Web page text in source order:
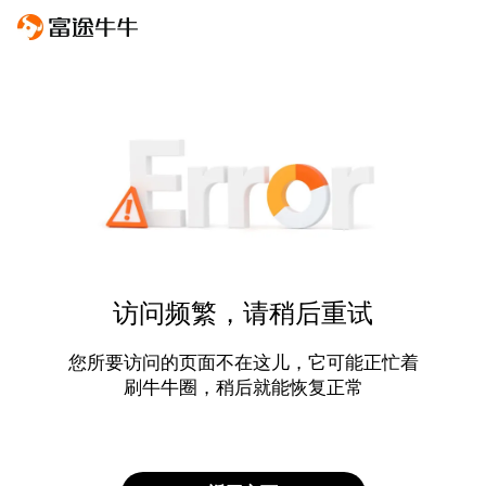
访问频繁，请稍后重试
您所要访问的页面不在这儿，它可能正忙着
刷牛牛圈，稍后就能恢复正常